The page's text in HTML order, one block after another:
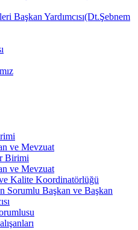
Başkan Yardımcısı(Dt.Şebnem
ve Mevzuat
Birimi
ve Mevzuat
Kalite Koordinatörlüğü
Sorumlu Başkan ve Başkan